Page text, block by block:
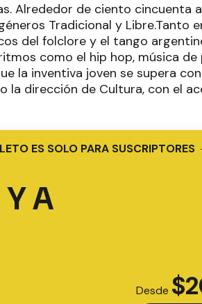
Alrededor de ciento cincuenta
Tradicional y Libre.Tanto
del folclore y el tango
como el hip hop, música de
la inventiva joven se supera
la dirección de Cultura, con el
ES SOLO PARA SUSCRIPTORES
Y A
Desde $